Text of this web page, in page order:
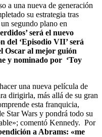
a una nueva de generación
su estrategia tras
segundo plano en
será el nuevo
del ‘Episodio VII’ será
Oscar al mejor guión
y nominado por ‘Toy
una nueva película de
dirigirla, más allá de su gran
esta franquicia,
Star Wars y pondrá todo su
comentó Kennedy. Por
a Abrams: «me